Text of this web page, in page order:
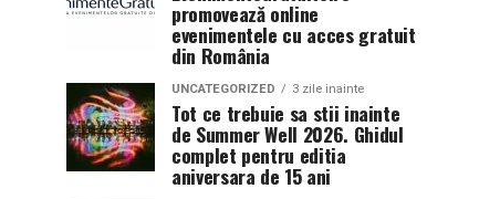
promovează online
evenimentele cu acces gratuit
din România
UNCATEGORIZED 3 zile inainte
Tot ce trebuie sa stii inainte
de Summer Well 2026. Ghidul
complet pentru editia
aniversara de 15 ani